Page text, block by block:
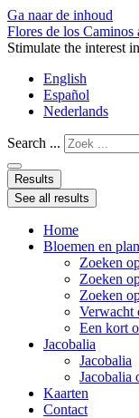
Ga naar de inhoud
Flores de los Caminos
Stimulate the interest
English
Español
Nederlands
Search ...
Results
See all results
Home
Bloemen en
Zoeken
Zoeken
Zoeken
Verwacht
Een kort
Jacobalia
Jacobalia
Jacobalia
Kaarten
Contact